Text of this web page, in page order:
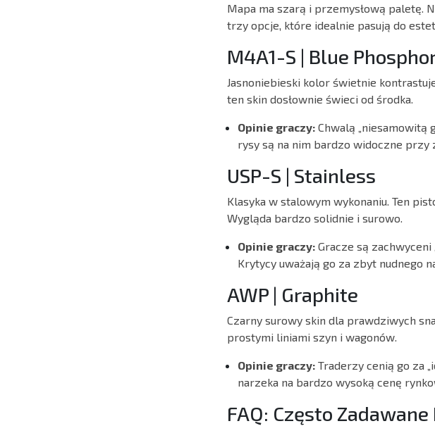
Mapa ma szarą i przemysłową paletę.
trzy opcje, które idealnie pasują do
M4A1-S | Blue
Jasnoniebieski kolor świetnie
ten skin dosłownie świeci od środka.
Opinie graczy: Chwalą „niesamowitą
rysy są na nim bardzo widoczne przy
USP-S | Stainless
Klasyka w stalowym wykonaniu. Ten
Wygląda bardzo solidnie i surowo.
Opinie graczy: Gracze są zachwyceni
Krytycy uważają go za zbyt nudnego
AWP | Graphite
Czarny surowy skin dla prawdziwych
prostymi liniami szyn i wagonów.
Opinie graczy: Traderzy cenią go za
narzeka na bardzo wysoką cenę
FAQ: Często